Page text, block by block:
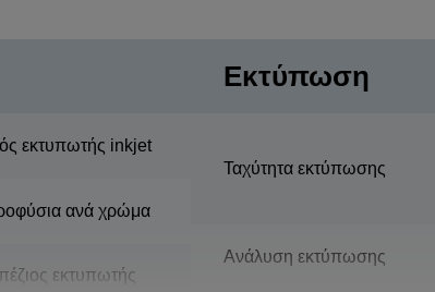
εκτυπωτής inkjet
ανά χρώμα
εκτυπωτής
Εκτύπωση
Ταχύτητα εκτύπωσης
Ανάλυση εκτύπωσης